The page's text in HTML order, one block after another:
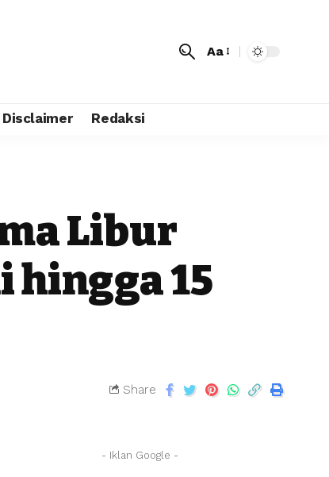
Aa
Disclaimer Redaksi
Libur
hingga 15
Share
- Iklan Google -